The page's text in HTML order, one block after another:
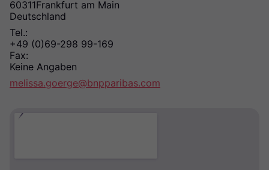
60311Frankfurt am Main
Deutschland
Tel.:
+49 (0)69-298 99-169
Fax:
Keine Angaben
melissa.goerge@bnpparibas.com